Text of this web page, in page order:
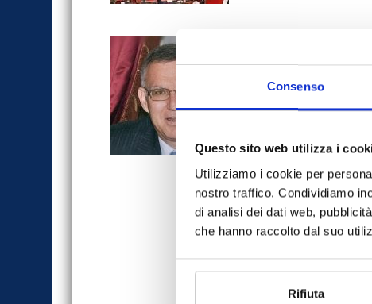
Consenso
Questo sito web utilizza i
Utilizziamo i cookie per
nostro traffico. Condividiamo
di analisi dei dati web,
che hanno raccolto dal suo
Rifiuta
fideiussorie
5 Febbraio 2020
All’interno dei lavori
anche...